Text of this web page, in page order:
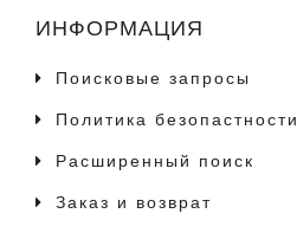
ИНФОРМАЦИЯ
Поисковые запросы
Политика безопастности
Расширенный поиск
Заказ и возврат